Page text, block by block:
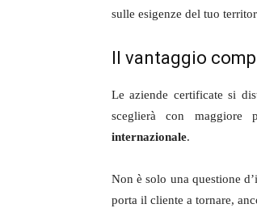
sulle esigenze del tuo
Il vantaggio
Le aziende certificate si
sceglierà con maggiore
internazionale.
Non è solo una questione
porta il cliente a tornare,